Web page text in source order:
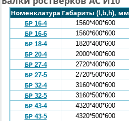
Номенклатура Габариты (l,b,h), мм
БР 16-4
1560*400*600
БР 16-6
1560*600*600
БР 18-4
1820*400*600
БР 20-4
2000*400*600
БР 27-4
2720*400*600
БР 27-5
2720*500*600
БР 32-4
3160*400*600
БР 32-5
3160*500*600
БР 43-4
4320*400*600
БР 43-5
4320*500*600